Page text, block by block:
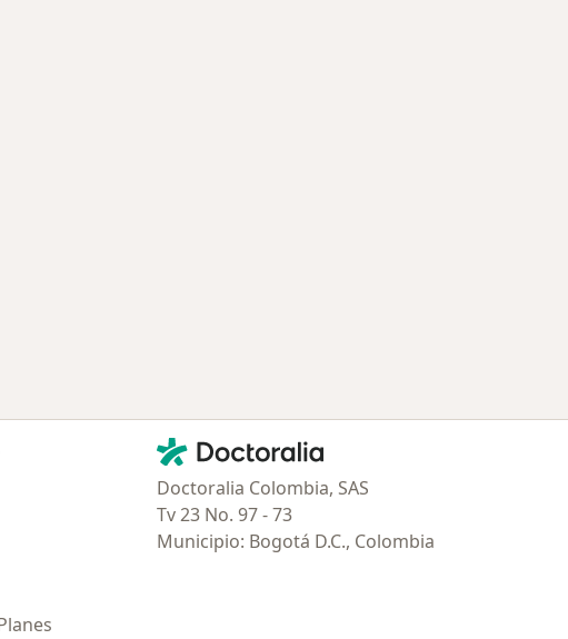
Contacto
Doctoralia - Página de inicio
Doctoralia Colombia, SAS
Tv 23 No. 97 - 73
Municipio: Bogotá D.C., Colombia